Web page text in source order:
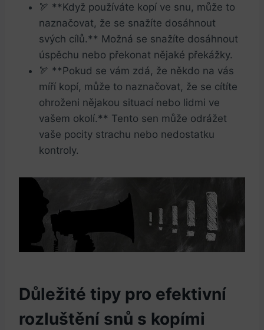
🏹 **Když používáte kopí ve snu, může to
naznačovat, že se snažíte dosáhnout
svých cílů.** Možná se snažíte dosáhnout
úspěchu nebo překonat nějaké překážky.
🏹 **Pokud se vám zdá, že někdo na vás
míří kopí, může to naznačovat, že se cítíte
ohroženi nějakou situací nebo lidmi ve
vašem okolí.** Tento sen může odrážet
vaše pocity strachu nebo nedostatku
kontroly.
Důležité tipy pro efektivní
rozluštění snů s kopími